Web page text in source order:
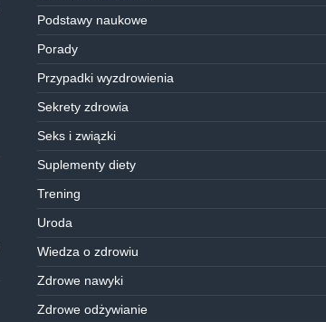
Podstawy naukowe
Porady
Przypadki wyzdrowienia
Sekrety zdrowia
Seks i związki
Suplementy diety
Trening
Uroda
Wiedza o zdrowiu
Zdrowe nawyki
Zdrowe odżywianie